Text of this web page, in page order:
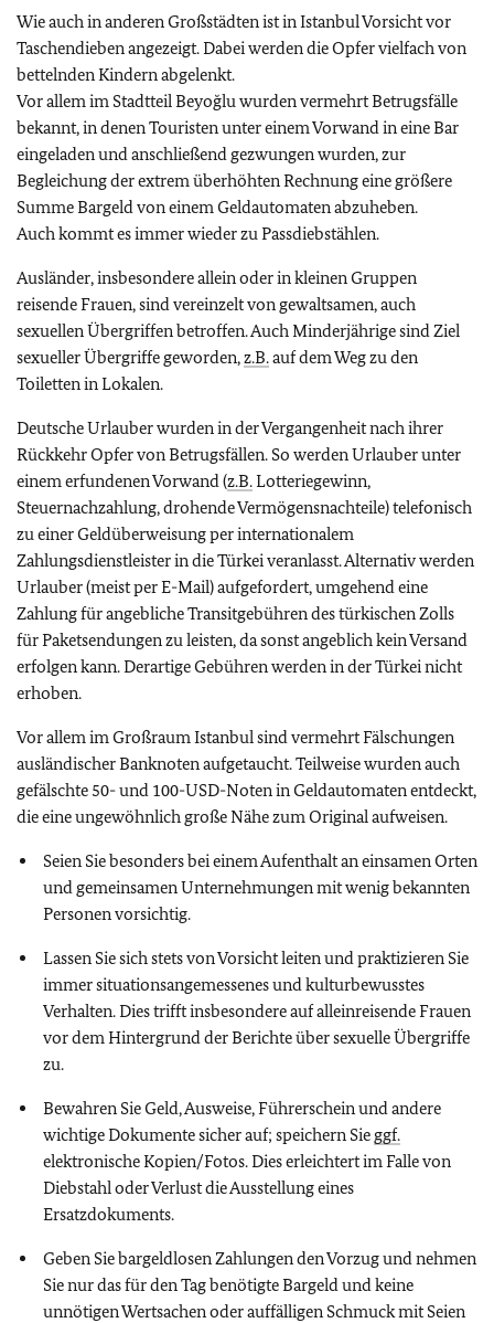
Wie auch in anderen Großstädten ist in Istanbul Vorsicht vor
Taschendieben angezeigt. Dabei werden die Opfer vielfach von
bettelnden Kindern abgelenkt.
Vor allem im Stadtteil Beyoğlu wurden vermehrt Betrugsfälle
bekannt, in denen Touristen unter einem Vorwand in eine Bar
eingeladen und anschließend gezwungen wurden, zur
Begleichung der extrem überhöhten Rechnung eine größere
Summe Bargeld von einem Geldautomaten abzuheben.
Auch kommt es immer wieder zu Passdiebstählen.
Ausländer, insbesondere allein oder in kleinen Gruppen
reisende Frauen, sind vereinzelt von gewaltsamen, auch
sexuellen Übergriffen betroffen. Auch Minderjährige sind Ziel
sexueller Übergriffe geworden,z.B.auf dem Weg zu den
Toiletten in Lokalen.
Deutsche Urlauber wurden in der Vergangenheit nach ihrer
Rückkehr Opfer von Betrugsfällen. So werden Urlauber unter
einem erfundenen Vorwand (z.B.Lotteriegewinn,
Steuernachzahlung, drohende Vermögensnachteile) telefonisch
zu einer Geldüberweisung per internationalem
Zahlungsdienstleister in die Türkei veranlasst. Alternativ werden
Urlauber (meist per E-Mail) aufgefordert, umgehend eine
Zahlung für angebliche Transitgebühren des türkischen Zolls
für Paketsendungen zu leisten, da sonst angeblich kein Versand
erfolgen kann. Derartige Gebühren werden in der Türkei nicht
erhoben.
Vor allem im Großraum Istanbul sind vermehrt Fälschungen
ausländischer Banknoten aufgetaucht. Teilweise wurden auch
gefälschte 50- und 100-USD-Noten in Geldautomaten entdeckt,
die eine ungewöhnlich große Nähe zum Original aufweisen.
Seien Sie besonders bei einem Aufenthalt an einsamen Orten
und gemeinsamen Unternehmungen mit wenig bekannten
Personen vorsichtig.
Lassen Sie sich stets von Vorsicht leiten und praktizieren Sie
immer situationsangemessenes und kulturbewusstes
Verhalten. Dies trifft insbesondere auf alleinreisende Frauen
vor dem Hintergrund der Berichte über sexuelle Übergriffe
zu.
Bewahren Sie Geld, Ausweise, Führerschein und andere
wichtige Dokumente sicher auf; speichern Sie ggf.
elektronische Kopien/Fotos. Dies erleichtert im Falle von
Diebstahl oder Verlust die Ausstellung eines
Ersatzdokuments.
Geben Sie bargeldlosen Zahlungen den Vorzug und nehmen
Sie nur das für den Tag benötigte Bargeld und keine
unnötigen Wertsachen oder auffälligen Schmuck mit Seien